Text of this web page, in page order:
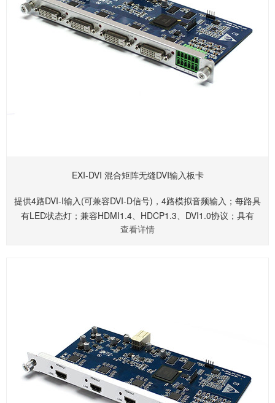
EXI-DVI 混合矩阵无缝DVI输入板卡
提供4路DVI-I输入(可兼容DVI-D信号)，4路模拟音频输入；每路具
有LED状态灯；兼容HDMI1.4、HDCP1.3、DVI1.0协议；具有
EDID和HDCP功能；
查看详情